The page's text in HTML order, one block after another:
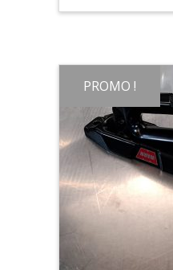
PROMO !